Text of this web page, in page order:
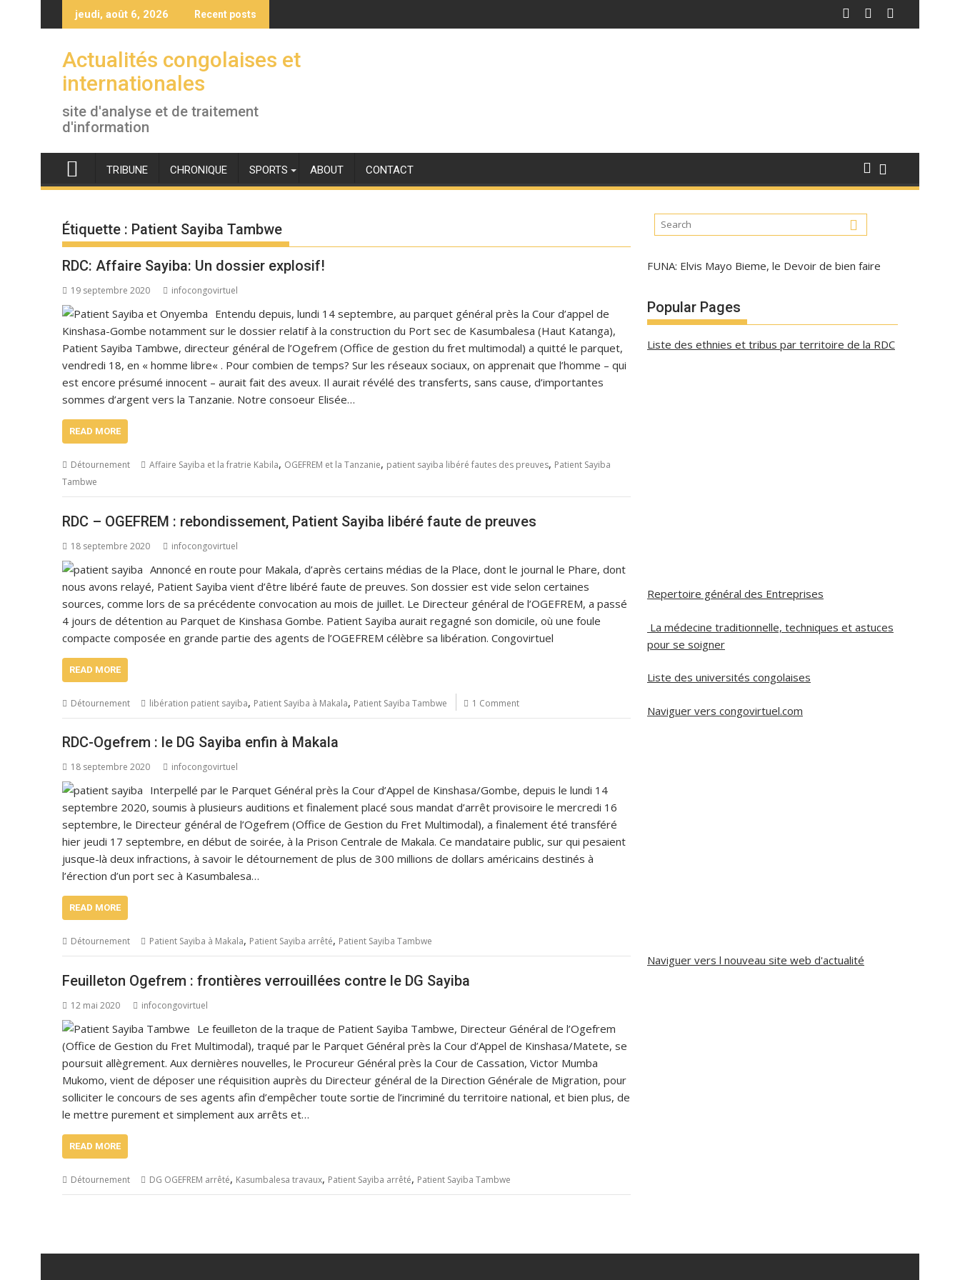
to
jeudi, août 6, 2026 Recent posts
Actualités congolaises et
internationales
site d'analyse et de traitement
d'information
TRIBUNE CHRONIQUE SPORTS ABOUT CONTACT
Étiquette : Patient Sayiba Tambwe
RDC: Affaire Sayiba: Un dossier explosif!
19 septembre 2020 infocongovirtuel
Entendu depuis, lundi 14 septembre, au parquet général près la Cour d’appel de
Kinshasa-Gombe notamment sur le dossier relatif à la construction du Port sec de Kasumbalesa (Haut Katanga),
Patient Sayiba Tambwe, directeur général de l’Ogefrem (Office de gestion du fret multimodal) a quitté le parquet,
vendredi 18, en « homme libre« . Pour combien de temps? Sur les réseaux sociaux, on apprenait que l’homme – qui
est encore présumé innocent – aurait fait des aveux. Il aurait révélé des transferts, sans cause, d’importantes
sommes d’argent vers la Tanzanie. Notre consoeur Elisée…
READ MORE
Détournement Affaire Sayiba et la fratrie Kabila, OGEFREM et la Tanzanie, patient sayiba libéré fautes des preuves, Patient Sayiba
Tambwe
RDC – OGEFREM : rebondissement, Patient Sayiba libéré faute de preuves
18 septembre 2020 infocongovirtuel
Annoncé en route pour Makala, d’après certains médias de la Place, dont le journal le Phare, dont
nous avons relayé, Patient Sayiba vient d’être libéré faute de preuves. Son dossier est vide selon certaines
sources, comme lors de sa précédente convocation au mois de juillet. Le Directeur général de l’OGEFREM, a passé
4 jours de détention au Parquet de Kinshasa Gombe. Patient Sayiba aurait regagné son domicile, où une foule
compacte composée en grande partie des agents de l’OGEFREM célèbre sa libération. Congovirtuel
READ MORE
Détournement libération patient sayiba, Patient Sayiba à Makala, Patient Sayiba Tambwe 1 Comment
RDC-Ogefrem : le DG Sayiba enfin à Makala
18 septembre 2020 infocongovirtuel
Interpellé par le Parquet Général près la Cour d’Appel de Kinshasa/Gombe, depuis le lundi 14
septembre 2020, soumis à plusieurs auditions et finalement placé sous mandat d’arrêt provisoire le mercredi 16
septembre, le Directeur général de l’Ogefrem (Office de Gestion du Fret Multimodal), a finalement été transféré
hier jeudi 17 septembre, en début de soirée, à la Prison Centrale de Makala. Ce mandataire public, sur qui pesaient
jusque-là deux infractions, à savoir le détournement de plus de 300 millions de dollars américains destinés à
l’érection d’un port sec à Kasumbalesa…
READ MORE
Détournement Patient Sayiba à Makala, Patient Sayiba arrêté, Patient Sayiba Tambwe
Feuilleton Ogefrem : frontières verrouillées contre le DG Sayiba
12 mai 2020 infocongovirtuel
Le feuilleton de la traque de Patient Sayiba Tambwe, Directeur Général de l’Ogefrem
(Office de Gestion du Fret Multimodal), traqué par le Parquet Général près la Cour d’Appel de Kinshasa/Matete, se
poursuit allègrement. Aux dernières nouvelles, le Procureur Général près la Cour de Cassation, Victor Mumba
Mukomo, vient de déposer une réquisition auprès du Directeur général de la Direction Générale de Migration, pour
solliciter le concours de ses agents afin d’empêcher toute sortie de l’incriminé du territoire national, et bien plus, de
le mettre purement et simplement aux arrêts et…
READ MORE
Détournement DG OGEFREM arrêté, Kasumbalesa travaux, Patient Sayiba arrêté, Patient Sayiba Tambwe
FUNA: Elvis Mayo Bieme, le Devoir de bien faire
Popular Pages
Liste des ethnies et tribus par territoire de la RDC
Repertoire général des Entreprises
La médecine traditionnelle, techniques et astuces
pour se soigner
Liste des universités congolaises
Naviguer vers congovirtuel.com
Naviguer vers l nouveau site web d'actualité